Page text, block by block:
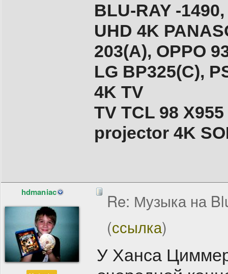
BLU-RAY -
UHD 4K
203(A), ОPPO
LG BP325(C),
4K TV
TV TCL 98 X955
projector 4K
hdmaniac
Re: Музыка на
(ссылка)
У Ханса